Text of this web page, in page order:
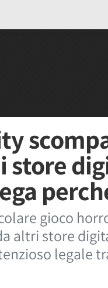
store
gioco
altri store
legale